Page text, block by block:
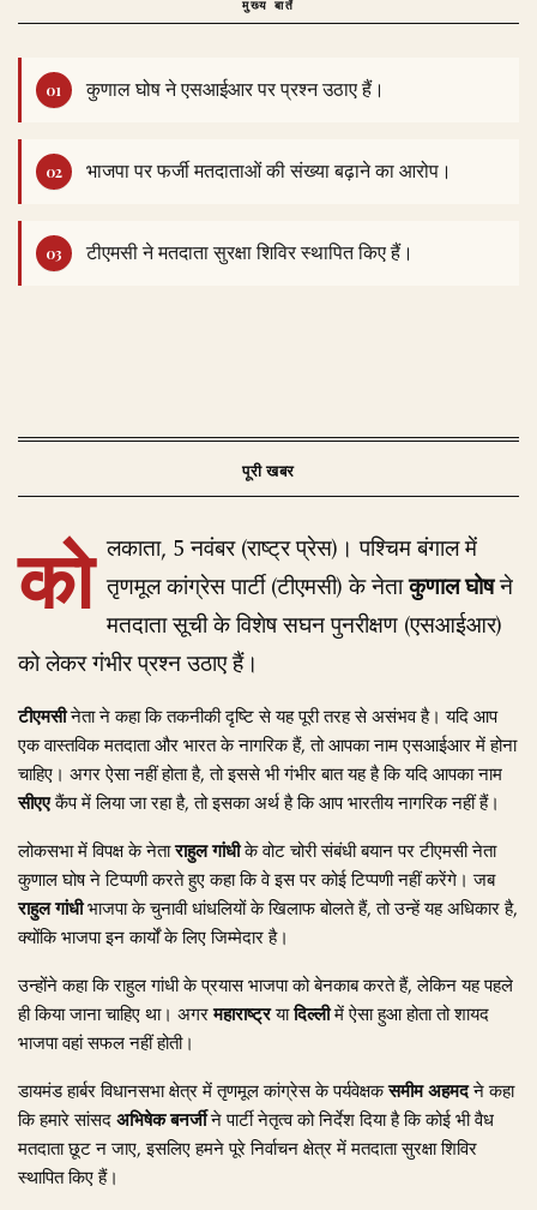
मुख्य बातें
कुणाल घोष ने एसआईआर पर प्रश्न उठाए हैं।
भाजपा पर फर्जी मतदाताओं की संख्या बढ़ाने का आरोप।
टीएमसी ने मतदाता सुरक्षा शिविर स्थापित किए हैं।
को लकाता, 5 नवंबर (राष्ट्र प्रेस)। पश्चिम बंगाल में
तृणमूल कांग्रेस पार्टी (टीएमसी) के नेताकुणाल घोषने
मतदाता सूची के विशेष सघन पुनरीक्षण (एसआईआर)
को लेकर गंभीर प्रश्न उठाए हैं।
टीएमसीनेता ने कहा कि तकनीकी दृष्टि से यह पूरी तरह से असंभव है। यदि आप
एक वास्तविक मतदाता और भारत के नागरिक हैं, तो आपका नाम एसआईआर में होना
चाहिए। अगर ऐसा नहीं होता है, तो इससे भी गंभीर बात यह है कि यदि आपका नाम
सीएएकैंप में लिया जा रहा है, तो इसका अर्थ है कि आप भारतीय नागरिक नहीं हैं।
लोकसभा में विपक्ष के नेताराहुल गांधीके वोट चोरी संबंधी बयान पर टीएमसी नेता
कुणाल घोष ने टिप्पणी करते हुए कहा कि वे इस पर कोई टिप्पणी नहीं करेंगे। जब
राहुल गांधीभाजपा के चुनावी धांधलियों के खिलाफ बोलते हैं, तो उन्हें यह अधिकार है,
क्योंकि भाजपा इन कार्यों के लिए जिम्मेदार है।
उन्होंने कहा कि राहुल गांधी के प्रयास भाजपा को बेनकाब करते हैं, लेकिन यह पहले
ही किया जाना चाहिए था। अगरमहाराष्ट्रयादिल्लीमें ऐसा हुआ होता तो शायद
भाजपा वहां सफल नहीं होती।
डायमंड हार्बर विधानसभा क्षेत्र में तृणमूल कांग्रेस के पर्यवेक्षकसमीम अहमदने कहा
कि हमारे सांसदअभिषेक बनर्जीने पार्टी नेतृत्व को निर्देश दिया है कि कोई भी वैध
मतदाता छूट न जाए, इसलिए हमने पूरे निर्वाचन क्षेत्र में मतदाता सुरक्षा शिविर
स्थापित किए हैं।